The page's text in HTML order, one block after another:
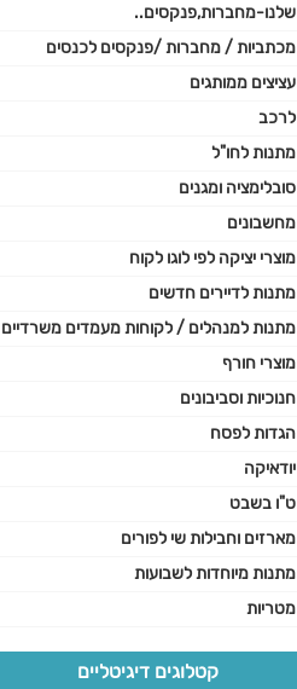
שלנו-מחברות,פנקסים..
מכתביות / מחברות /פנקסים לכנסים
עציצים ממותגים
לרכב
מתנות לחו"ל
סובלימציה ומגנים
מחשבונים
מוצרי יציקה לפי לוגו לקוח
מתנות לדיירים חדשים
מתנות למנהלים / לקוחות מעמדים משרדיים
מוצרי חורף
חנוכיות וסביבונים
הגדות לפסח
יודאיקה
ט"ו בשבט
מארזים וחבילות שי לפורים
מתנות מיוחדות לשבועות
מטריות
קטלוגים דיגיטליים